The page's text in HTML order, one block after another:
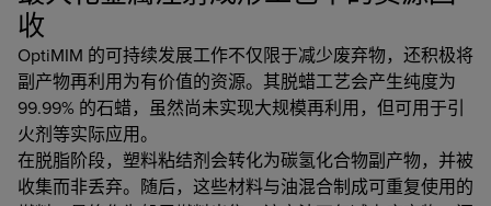
收
OptiMIM 的可持续发展工作不仅限于减少废弃物，还积极将
副产物再利用为有价值的资源。其脱蜡工艺会产生纯度为
99.99% 的石蜡，虽然尚未实现大规模再利用，但可用于引
火剂等实际应用。
在脱脂阶段，塑料粘结剂会转化为碳氢化合物副产物，并被
收集而非丢弃。随后，这些材料与油混合制成可重复使用的